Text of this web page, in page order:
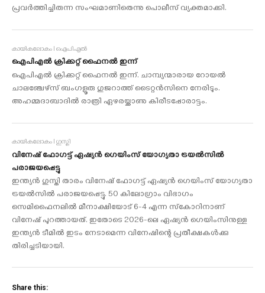
പ്രവര്‍ത്തിച്ചിരുന്ന സംഘമാണിതെന്നു പൊലീസ് വ്യക്തമാക്കി.
കായികലോകം I ഐപിഎല്‍
ഐപിഎല്‍ ക്രിക്കറ്റ് ഫൈനല്‍ ഇന്ന്
ഐപിഎല്‍ ക്രിക്കറ്റ് ഫൈനല്‍ ഇന്ന്. ചാമ്പ്യന്മാരായ റോയല്‍
ചാലഞ്ചേഴ്സ് ബംഗളൂരു ഗുജറാത്ത് ടൈറ്റന്‍സിനെ നേരിടും.
അഹമ്മദാബാദില്‍ രാത്രി ഏഴരയ്ക്കാണു കിരീടപ്പോരാട്ടം.
കായികലോകം I ഗുസ്തി
വിനേഷ് ഫോഗട്ട് ഏഷ്യന്‍ ഗെയിംസ് യോഗ്യതാ ട്രയല്‍സില്‍
പരാജയപ്പെട്ടു
ഇന്ത്യന്‍ ഗുസ്തി താരം വിനേഷ് ഫോഗട്ട് ഏഷ്യന്‍ ഗെയിംസ് യോഗ്യതാ
ട്രയല്‍സില്‍ പരാജയപ്പെട്ടു. 50 കിലോഗ്രാം വിഭാഗം
സെമിഫൈനലില്‍ മീനാക്ഷിയോട് 6-4 എന്ന സ്‌കോറിനാണ്
വിനേഷ് പുറത്തായത്. ഇതോടെ 2026-ലെ ഏഷ്യന്‍ ഗെയിംസിനുള്ള
ഇന്ത്യന്‍ ടീമില്‍ ഇടം നേടാമെന്ന വിനേഷിന്റെ പ്രതീക്ഷകള്‍ക്കു
തിരിച്ചടിയായി.
Share this: